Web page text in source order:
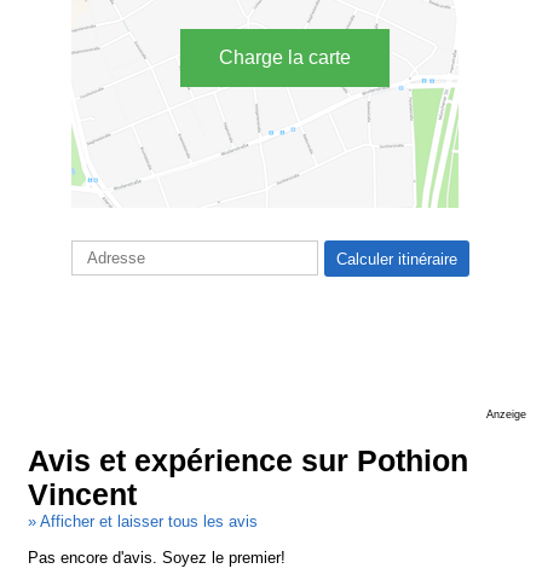
Charge la carte
Anzeige
Avis et expérience sur Pothion
Vincent
» Afficher et laisser tous les avis
Pas encore d'avis. Soyez le premier!